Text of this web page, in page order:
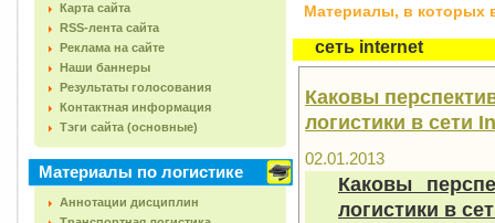
Карта сайта
RSS-лента сайта
Реклама на сайте
Наши баннеры
Результаты голосования
Контактная информация
Тэги сайта (основные)
Материалы по логистике
Аннотации дисциплин
Материалы, в которых
сеть internet
Каковы
логистики в сети
02.01.2013
Каковы
логистики в